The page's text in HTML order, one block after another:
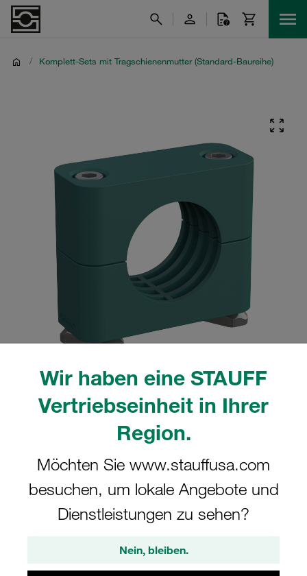
Wir haben eine STAUFF
Vertriebseinheit in Ihrer
Region.
Möchten Sie www.stauffusa.com
besuchen, um lokale Angebote und
Dienstleistungen zu sehen?
Nein, bleiben.
/ Komplett-Sets mit Tragschienenmutter (Standard-Baureihe)
Bitte beachten Sie: Das Bild dient nur zur Veranschaulichung und kann vom
tatsächlichen Produkt abweichen.
Komplettschelle Standard-Baureihe Gr.
Tragschienenmutter
STAUFF Materialnr. 1110005947